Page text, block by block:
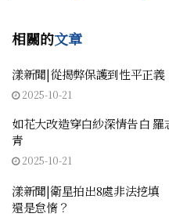
相關的文章
漾新聞|從揭弊保護到性平正
2025-10-21
如花大改造穿白紗深情告白
青
2025-10-21
漾新聞|衛星拍出8處非法挖
還是怠惰？